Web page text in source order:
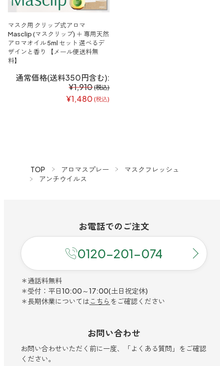
マスク用 クリップ式アロマ
Masclip (マスクリップ) ＋ 専用天然
アロマオイル 5ml セット 選べるデ
ザインと香り 【メール便送料無
料】
通常価格(送料350円含む):
¥1,910(税込)
¥1,480 (税込)
TOP アロマスプレー
マスクフレッシュ
アンチウイルス
お電話でのご注文
0120-201-074
＊通話料無料
＊受付：平日10:00～17:00(土日祝定休)
＊長期休業については こちら をご確認ください
お問い合わせ
お問い合わせいただく前に一度、「よくある質問」をご確認
ください。